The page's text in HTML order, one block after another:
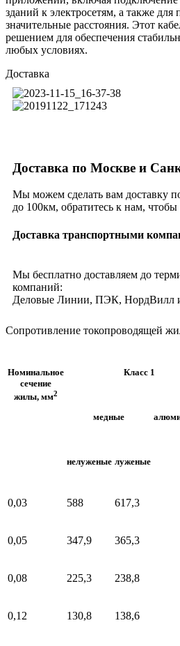
зданий к электросетям, а также
значительные расстояния. Этот
решением для обеспечения
любых условиях.
Доставка
Доставка по Москве и
Мы можем сделать вам доставку
до 100км, обратитесь к нам, чтобы
Доставка транспортными
Мы бесплатно доставляем до
компаний:
Деловые Линии, ПЭК, НордВилл
Сопротивление токопроводящей
Номинальное
сечение
жилы, мм2
Класс 1
медные
нелуженые луженые
0,03 588 617,3
0,05 347,9 365,3
0,08 225,3 238,8
0,12 130,8 138,6